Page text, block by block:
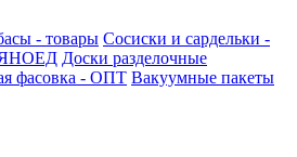
- товары Сосиски и сардельки -
Доски разделочные
фасовка - ОПТ Вакуумные пакеты